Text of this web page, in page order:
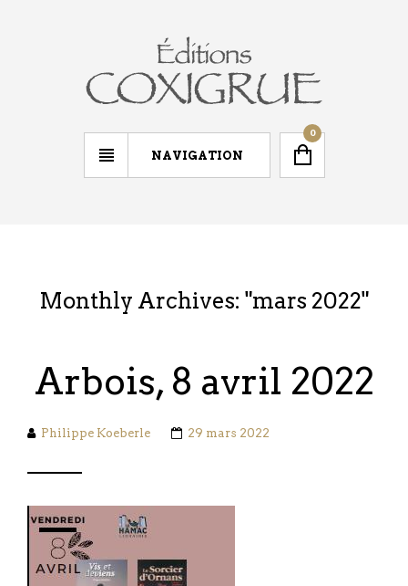
NAVIGATION
0
Monthly Archives: "mars 2022"
Arbois, 8 avril 2022
Philippe Koeberle 29 mars 2022